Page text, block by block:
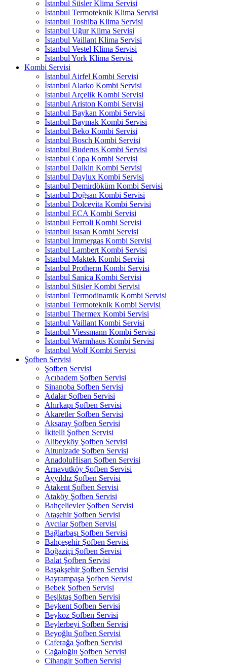
İstanbul Süsler Klima Servisi
İstanbul Termoteknik Klima Servisi
İstanbul Toshiba Klima Servisi
İstanbul Uğur Klima Servisi
İstanbul Vaillant Klima Servisi
İstanbul Vestel Klima Servisi
İstanbul York Klima Servisi
Kombi Servisi
İstanbul Airfel Kombi Servisi
İstanbul Alarko Kombi Servisi
İstanbul Arçelik Kombi Servisi
İstanbul Ariston Kombi Servisi
İstanbul Baykan Kombi Servisi
İstanbul Baymak Kombi Servisi
İstanbul Beko Kombi Servisi
İstanbul Bosch Kombi Servisi
İstanbul Buderus Kombi Servisi
İstanbul Copa Kombi Servisi
İstanbul Daikin Kombi Servisi
İstanbul Daylux Kombi Servisi
İstanbul Demirdöküm Kombi Servisi
İstanbul Doğsan Kombi Servisi
İstanbul Dolcevita Kombi Servisi
İstanbul ECA Kombi Servisi
İstanbul Ferroli Kombi Servisi
İstanbul Isısan Kombi Servisi
İstanbul İmmergas Kombi Servisi
İstanbul Lambert Kombi Servisi
İstanbul Maktek Kombi Servisi
İstanbul Protherm Kombi Servisi
İstanbul Sanica Kombi Servisi
İstanbul Süsler Kombi Servisi
İstanbul Termodinamik Kombi Servisi
İstanbul Termoteknik Kombi Servisi
İstanbul Thermex Kombi Servisi
İstanbul Vaillant Kombi Servisi
İstanbul Viessmann Kombi Servisi
İstanbul Warmhaus Kombi Servisi
İstanbul Wolf Kombi Servisi
Şofben Servisi
Şofben Servisi
Acıbadem Şofben Servisi
Sinanoba Şofben Servisi
Adalar Şofben Servisi
Ahırkapı Şofben Servisi
Akaretler Şofben Servisi
Aksaray Şofben Servisi
İkitelli Şofben Servisi
Alibeyköy Şofben Servisi
Altunizade Şofben Servisi
AnadoluHisarı Şofben Servisi
Arnavutköy Şofben Servisi
Ayyıldız Şofben Servisi
Atakent Şofben Servisi
Ataköy Şofben Servisi
Bahçelievler Şofben Servisi
Ataşehir Şofben Servisi
Avcılar Şofben Servisi
Bağlarbaşı Şofben Servisi
Bahçeşehir Şofben Servisi
Boğaziçi Şofben Servisi
Balat Şofben Servisi
Başakşehir Şofben Servisi
Bayrampaşa Şofben Servisi
Bebek Şofben Servisi
Beşiktaş Şofben Servisi
Beykent Şofben Servisi
Beykoz Şofben Servisi
Beylerbeyi Şofben Servisi
Beyoğlu Şofben Servisi
Caferağa Şofben Servisi
Cağaloğlu Şofben Servisi
Cihangir Şofben Servisi